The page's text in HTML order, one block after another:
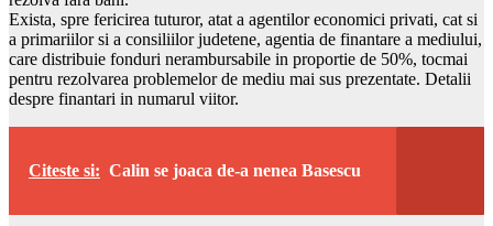
Exista, spre fericirea tuturor, atat a agentilor economici privati, cat si
a primariilor si a consiliilor judetene, agentia de finantare a mediului,
care distribuie fonduri nerambursabile in proportie de 50%, tocmai
pentru rezolvarea problemelor de mediu mai sus prezentate. Detalii
despre finantari in numarul viitor.
Citeste si: Calin se joaca de-a nenea Basescu